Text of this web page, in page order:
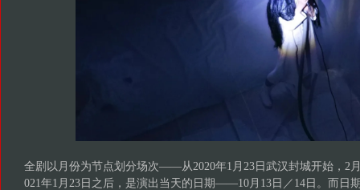
作品一开场，“1月23日”的字幕出现在四个房间里。演员们在各自的
春晚的热闹背景声响起，但他们如雕像般一动不动。五彩烟花的影
会更好》的歌曲却衔接了救护车的鸣笛……这一场景，无疑是2020
与此对应，2021年1月23日，梳头女的头发长到拖在了地上，所有
了一分钟，然后慢慢站起，转身，看向每一位邻居，走近他们，去